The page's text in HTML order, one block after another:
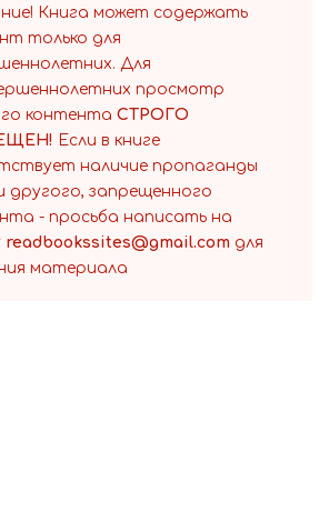
Книга может содержать
только для
Для
просмотр
контента СТРОГО
Если в книге
наличие пропаганды
другого, запрещенного
- просьба написать на
readbookssites@gmail.com для
материала